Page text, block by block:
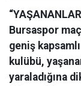
Bursaspor
geniş
kulübü,
yaraladığına